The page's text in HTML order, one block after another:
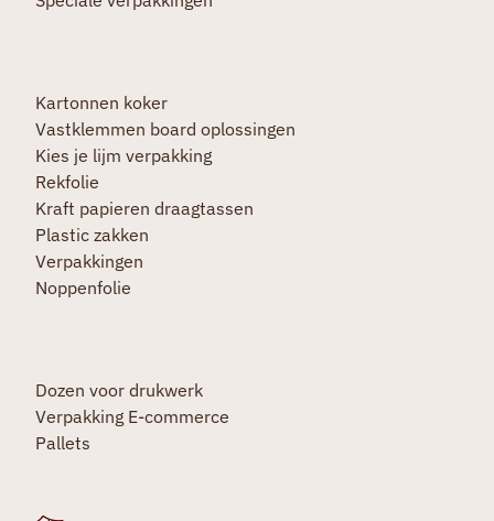
Kartonnen koker
Vastklemmen board oplossingen
Kies je lijm verpakking
Rekfolie
Kraft papieren draagtassen
Plastic zakken
Verpakkingen
Noppenfolie
Dozen voor drukwerk
Verpakking E-commerce
Pallets